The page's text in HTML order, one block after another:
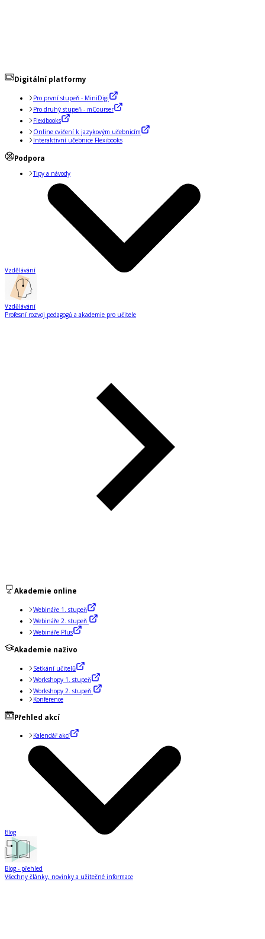
Digitální platformy
Pro první stupeň - MiniDigi
Pro druhý stupeň - mCourser
Flexibooks
Online cvičení k jazykovým učebnicím
Interaktivní učebnice Flexibooks
Podpora
Tipy a návody
Vzdělávání
Vzdělávání
Profesní rozvoj pedagogů a akademie pro učitele
Akademie online
Webináře 1. stupeň
Webináře 2. stupeň
Webináře Plus
Akademie naživo
Setkání učitelů
Workshopy 1. stupeň
Workshopy 2. stupeň
Konference
Přehled akcí
Kalendář akcí
Blog
Blog - přehled
Všechny články, novinky a užitečné informace